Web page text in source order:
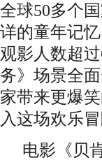
全球50多个
详的童年记
观影人数超过
务》场景全
家带来更爆
入这场欢乐冒
电影 《贝